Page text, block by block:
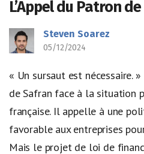
L’Appel du Patron
Steven Soarez
05/12/2024
« Un sursaut est nécessaire.
de Safran face à la situation
française. Il appelle à une
favorable aux entreprises
Mais le projet de loi de